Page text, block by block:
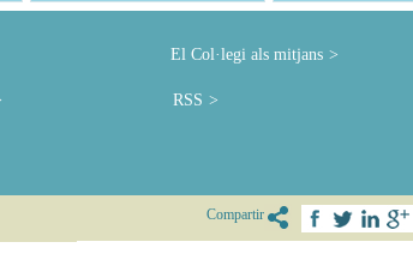
El Col·legi als mitjans
RSS
Compartir